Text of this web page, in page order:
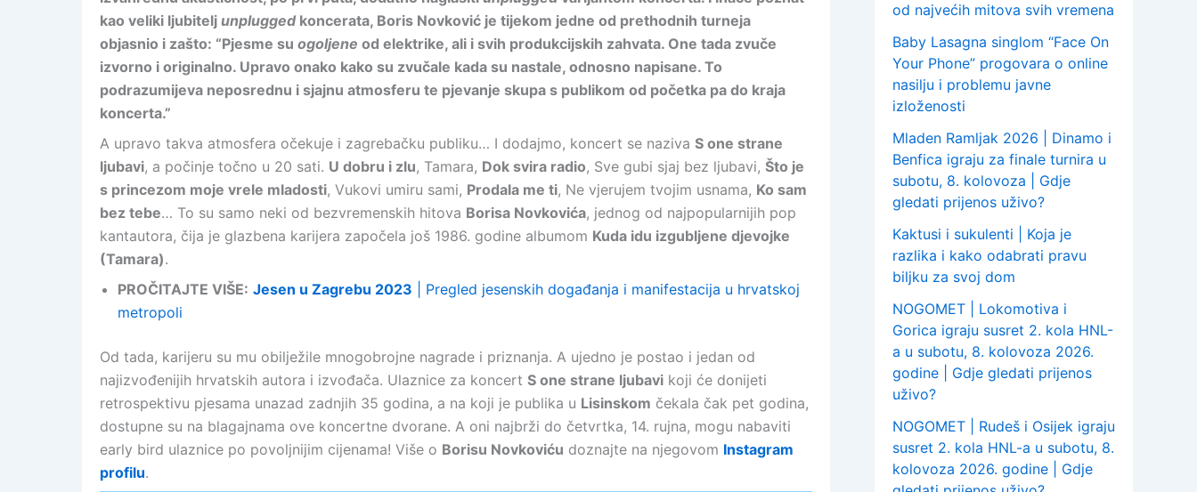
kao veliki ljubitelj unplugged koncerata, Boris Novković je tijekom jedne od prethodnih turneja
objasnio i zašto: “Pjesme su ogoljene od elektrike, ali i svih produkcijskih zahvata. One tada zvuče
izvorno i originalno. Upravo onako kako su zvučale kada su nastale, odnosno napisane. To
podrazumijeva neposrednu i sjajnu atmosferu te pjevanje skupa s publikom od početka pa do kraja
koncerta.”
A upravo takva atmosfera očekuje i zagrebačku publiku… I dodajmo, koncert se naziva S one strane
ljubavi, a počinje točno u 20 sati. U dobru i zlu, Tamara, Dok svira radio, Sve gubi sjaj bez ljubavi, Što je
s princezom moje vrele mladosti, Vukovi umiru sami, Prodala me ti, Ne vjerujem tvojim usnama, Ko sam
bez tebe… To su samo neki od bezvremenskih hitova Borisa Novkovića, jednog od najpopularnijih pop
kantautora, čija je glazbena karijera započela još 1986. godine albumom Kuda idu izgubljene djevojke
(Tamara).
PROČITAJTE VIŠE: Jesen u Zagrebu 2023 | Pregled jesenskih događanja i manifestacija u hrvatskoj
metropoli
Od tada, karijeru su mu obilježile mnogobrojne nagrade i priznanja. A ujedno je postao i jedan od
najizvođenijih hrvatskih autora i izvođača. Ulaznice za koncert S one strane ljubavi koji će donijeti
retrospektivu pjesama unazad zadnjih 35 godina, a na koji je publika u Lisinskom čekala čak pet godina,
dostupne su na blagajnama ove koncertne dvorane. A oni najbrži do četvrtka, 14. rujna, mogu nabaviti
early bird ulaznice po povoljnijim cijenama! Više o Borisu Novkoviću doznajte na njegovom Instagram
profilu.
od najvećih mitova svih vremena
Baby Lasagna singlom “Face On
Your Phone” progovara o online
nasilju i problemu javne
izloženosti
Mladen Ramljak 2026 | Dinamo i
Benfica igraju za finale turnira u
subotu, 8. kolovoza | Gdje
gledati prijenos uživo?
Kaktusi i sukulenti | Koja je
razlika i kako odabrati pravu
biljku za svoj dom
NOGOMET | Lokomotiva i
Gorica igraju susret 2. kola HNL-
a u subotu, 8. kolovoza 2026.
godine | Gdje gledati prijenos
uživo?
NOGOMET | Rudeš i Osijek igraju
susret 2. kola HNL-a u subotu, 8.
kolovoza 2026. godine | Gdje